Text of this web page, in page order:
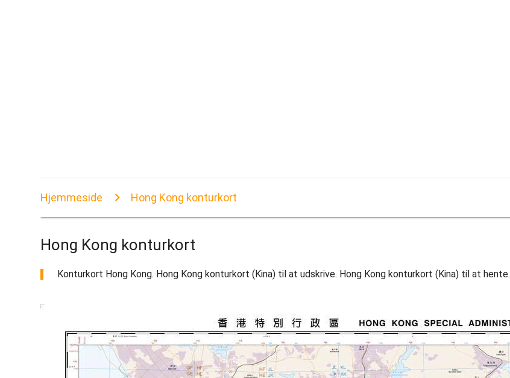
Hjemmeside Hong Kong konturkort
Hong Kong konturkort
Konturkort Hong Kong. Hong Kong konturkort (Kina) til at udskrive. Hong Kong konturkort (Kina) til at hente.